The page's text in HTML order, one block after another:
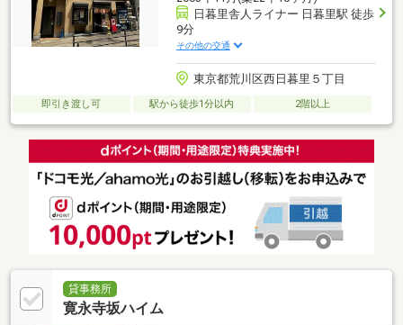
日暮里舎人ライナー 日暮里駅 徒歩
9分
その他の交通
東京都荒川区西日暮里５丁目
即引き渡し可 駅から徒歩1分以内 2階以上
貸事務所
寛永寺坂ハイム